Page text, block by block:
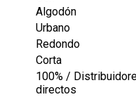
Algodón
Urbano
Redondo
Corta
100% /
directos